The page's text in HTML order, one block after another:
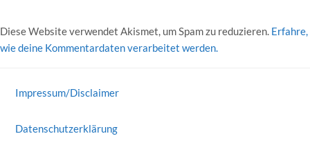
Diese Website verwendet Akismet, um Spam zu reduzieren. Erfahre,
wie deine Kommentardaten verarbeitet werden.
Impressum/Disclaimer
Datenschutzerklärung